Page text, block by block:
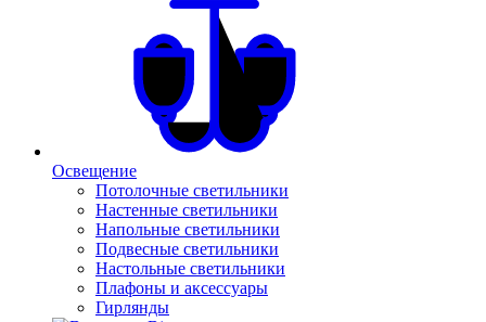
Освещение
Потолочные светильники
Настенные светильники
Напольные светильники
Подвесные светильники
Настольные светильники
Плафоны и аксессуары
Гирлянды